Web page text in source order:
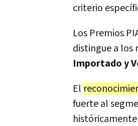
criterio
Los Premios
distingue a los
Importado y
El
fuerte al